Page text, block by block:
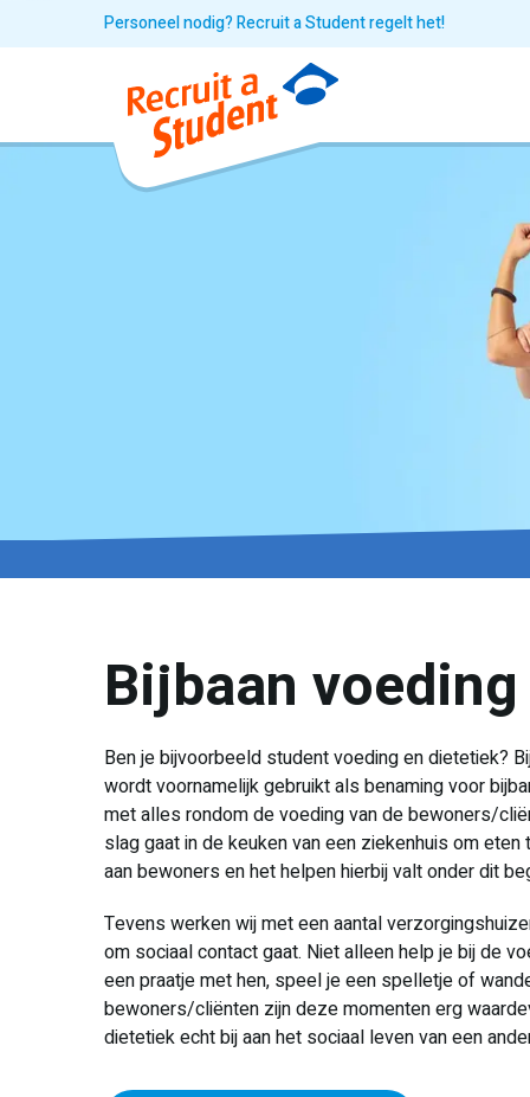
Personeel nodig? Recruit a Student regelt het!
Bijbaan voeding
Ben je bijvoorbeeld student voeding en dietetiek?
wordt voornamelijk gebruikt als benaming voor
met alles rondom de voeding van de bewoners/
slag gaat in de keuken van een ziekenhuis om
aan bewoners en het helpen hierbij valt onder dit
Tevens werken wij met een aantal
om sociaal contact gaat. Niet alleen help je bij de
een praatje met hen, speel je een spelletje of
bewoners/cliënten zijn deze momenten erg
dietetiek echt bij aan het sociaal leven van een